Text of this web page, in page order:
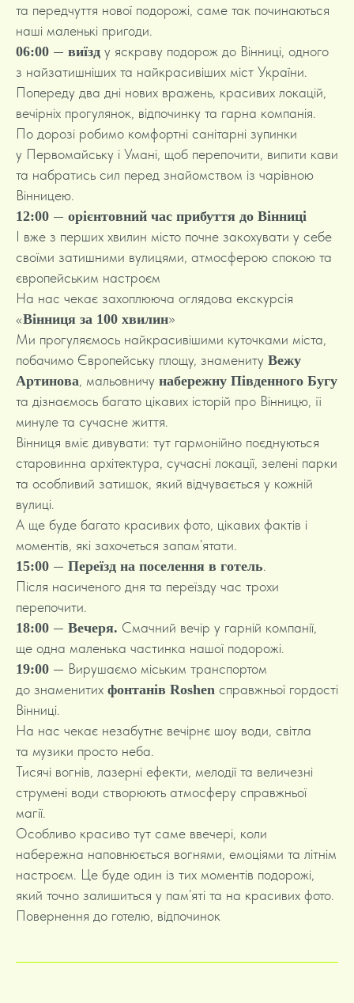
та передчуття нової подорожі, саме так починаються
наші маленькі пригоди.
06:00 — виїзд у яскраву подорож до Вінниці, одного
з найзатишніших та найкрасивіших міст України.
Попереду два дні нових вражень, красивих локацій,
вечірніх прогулянок, відпочинку та гарна компанія.
По дорозі робимо комфортні санітарні зупинки
у Первомайську і Умані, щоб перепочити, випити кави
та набратись сил перед знайомством із чарівною
Вінницею.
12:00 — орієнтовний час прибуття до Вінниці
І вже з перших хвилин місто почне закохувати у себе
своїми затишними вулицями, атмосферою спокою та
європейським настроєм
На нас чекає захоплююча оглядова екскурсія
«Вінниця за 100 хвилин»
Ми прогуляємось найкрасивішими куточками міста,
побачимо Європейську площу, знамениту Вежу
Артинова, мальовничу набережну Південного Бугу
та дізнаємось багато цікавих історій про Вінницю, її
минуле та сучасне життя.
Вінниця вміє дивувати: тут гармонійно поєднуються
старовинна архітектура, сучасні локації, зелені парки
та особливий затишок, який відчувається у кожній
вулиці.
А ще буде багато красивих фото, цікавих фактів і
моментів, які захочеться запам’ятати.
15:00 — Переїзд на поселення в готель.
Після насиченого дня та переїзду час трохи
перепочити.
18:00 — Вечеря. Смачний вечір у гарній компанії,
ще одна маленька частинка нашої подорожі.
19:00 — Вирушаємо міським транспортом
до знаменитих фонтанів Roshen справжньої гордості
Вінниці.
На нас чекає незабутнє вечірнє шоу води, світла
та музики просто неба.
Тисячі вогнів, лазерні ефекти, мелодії та величезні
струмені води створюють атмосферу справжньої
магії.
Особливо красиво тут саме ввечері, коли
набережна наповнюється вогнями, емоціями та літнім
настроєм. Це буде один із тих моментів подорожі,
який точно залишиться у пам’яті та на красивих фото.
Повернення до готелю, відпочинок